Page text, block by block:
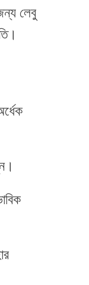
লেবু